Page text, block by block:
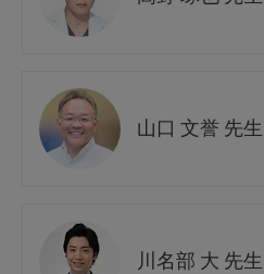
山口 文誉 先生
川名部 大 先生